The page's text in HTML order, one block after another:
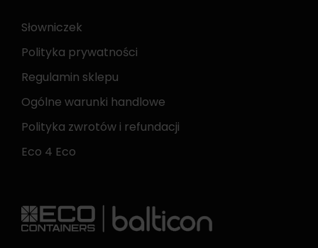
Słowniczek
Polityka prywatności
Regulamin sklepu
Ogólne warunki handlowe
Polityka zwrotów i refundacji
Eco 4 Eco